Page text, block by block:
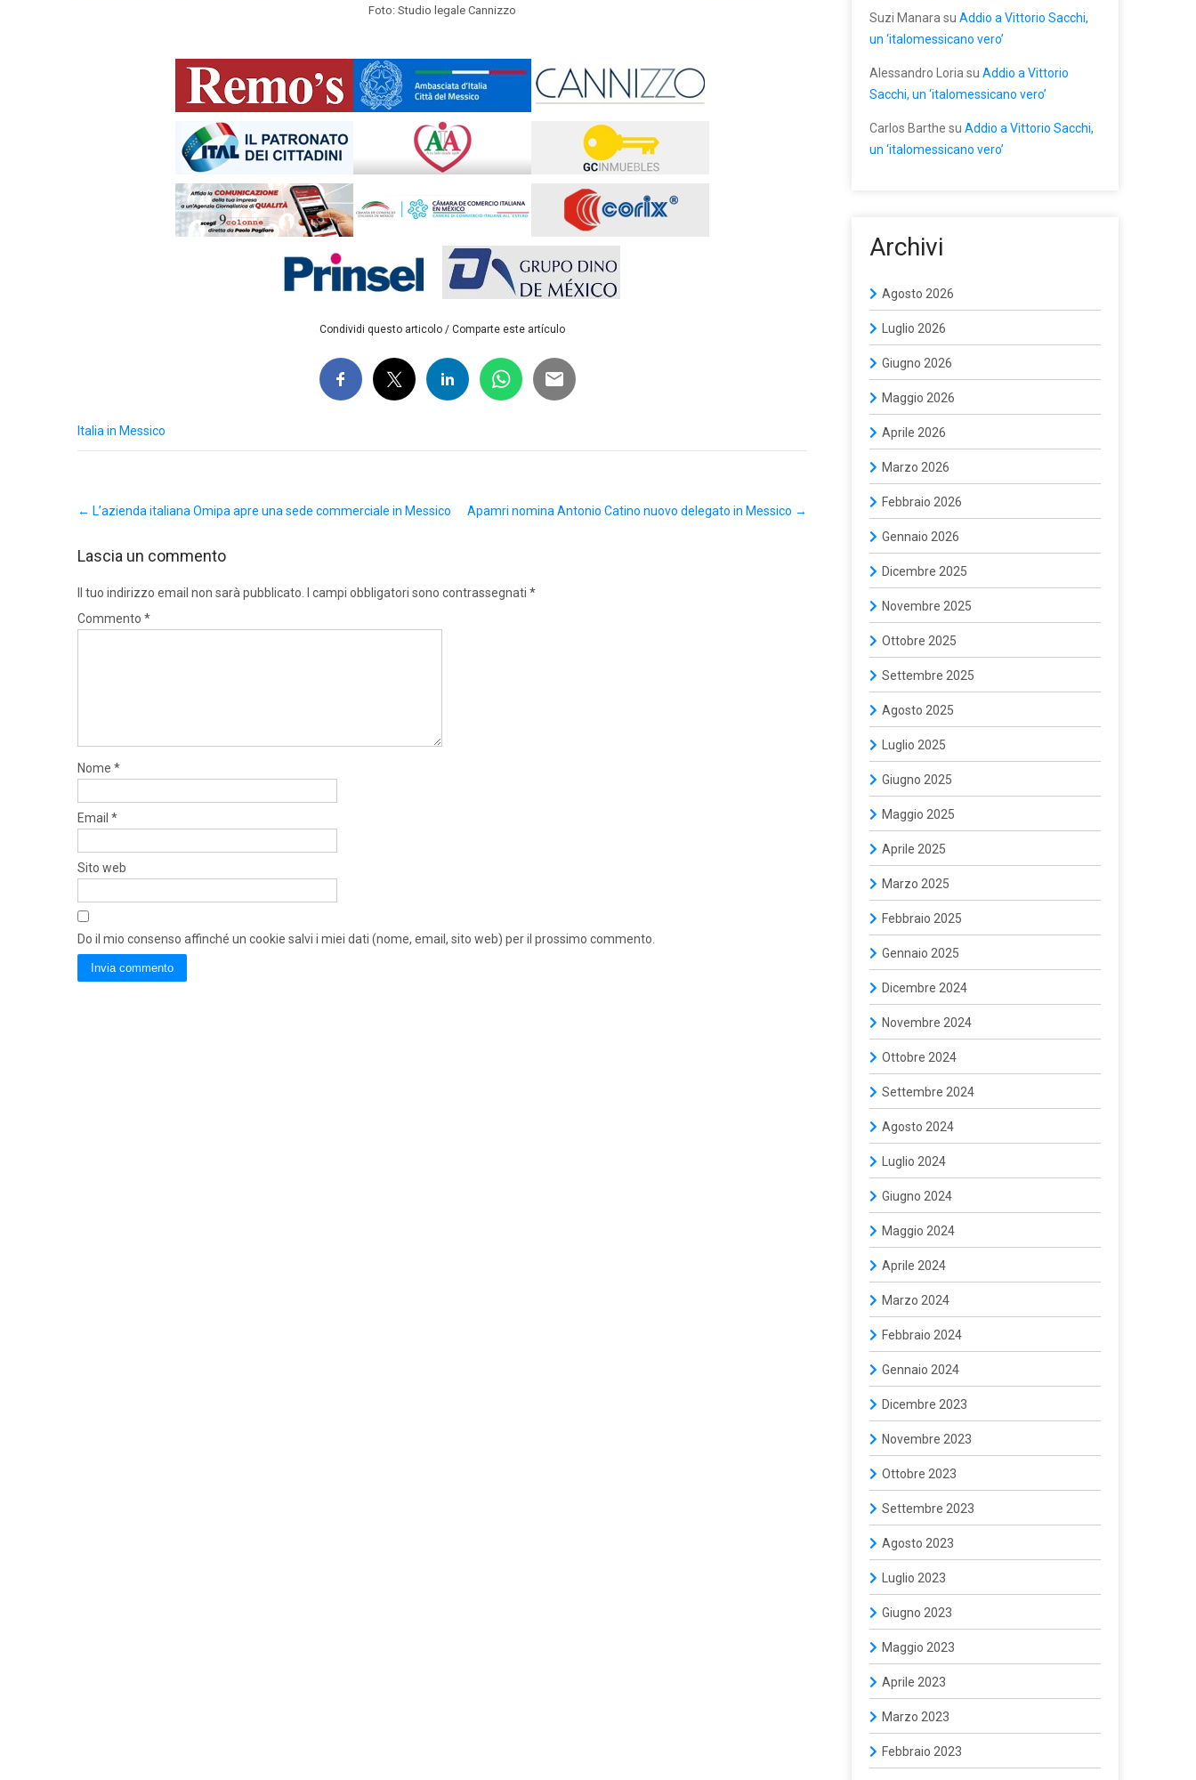
Foto: Studio legale Cannizzo
Condividi questo articolo / Comparte este artículo
Italia in Messico
navigation
← L’azienda italiana Omipa apre una sede commerciale in Messico Apamri nomina Antonio Catino nuovo delegato in Messico →
Lascia un commento
Il tuo indirizzo email non sarà pubblicato. I campi obbligatori sono contrassegnati *
Commento *
Nome *
Email *
Sito web
Do il mio consenso affinché un cookie salvi i miei dati (nome, email, sito web) per il prossimo commento.
Suzi Manara su Addio a Vittorio Sacchi,
un ‘italomessicano vero’
Alessandro Loria su Addio a Vittorio
Sacchi, un ‘italomessicano vero’
Carlos Barthe su Addio a Vittorio Sacchi,
un ‘italomessicano vero’
Archivi
Agosto 2026
Luglio 2026
Giugno 2026
Maggio 2026
Aprile 2026
Marzo 2026
Febbraio 2026
Gennaio 2026
Dicembre 2025
Novembre 2025
Ottobre 2025
Settembre 2025
Agosto 2025
Luglio 2025
Giugno 2025
Maggio 2025
Aprile 2025
Marzo 2025
Febbraio 2025
Gennaio 2025
Dicembre 2024
Novembre 2024
Ottobre 2024
Settembre 2024
Agosto 2024
Luglio 2024
Giugno 2024
Maggio 2024
Aprile 2024
Marzo 2024
Febbraio 2024
Gennaio 2024
Dicembre 2023
Novembre 2023
Ottobre 2023
Settembre 2023
Agosto 2023
Luglio 2023
Giugno 2023
Maggio 2023
Aprile 2023
Marzo 2023
Febbraio 2023